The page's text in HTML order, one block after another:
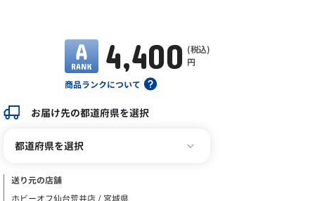
商品ランクについて
4,400 (税込)
円
お届け先の都道府県を選択
都道府県を選択
送り元の店舗
ホビーオフ仙台荒井店 / 宮城県